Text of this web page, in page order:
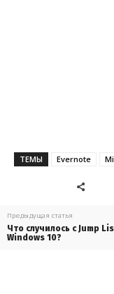
ТЕМЫ Evernote
Предыдущая статья
Что случилось с Jump
Windows 10?